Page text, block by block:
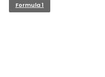
Formula 1